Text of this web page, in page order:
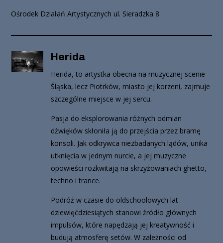
Ośrodek Działań Artystycznych ul. Sieradzka 8
Herida
Herida, to artystka obecna na muzycznej scenie
Śląska, lecz Piotrków, miasto jej korzeni, zajmuje
szczególne miejsce w jej sercu.
Pasja do eksplorowania różnych odmian
dźwięków skłoniła ją do przejścia przez bramę
konsoli. Jak odkrywca niezbadanych lądów, unika
utknięcia w jednym nurcie, a jej muzyczne
opowieści rozkwitają na skrzyżowaniach ghetto,
techno i trance.
Podróż w czasie do oldschoolowych lat
dziewięćdziesiątych stanowi źródło głównych
impulsów, które napędzają jej kreatywność i
budują atmosferę setów. W zależności od